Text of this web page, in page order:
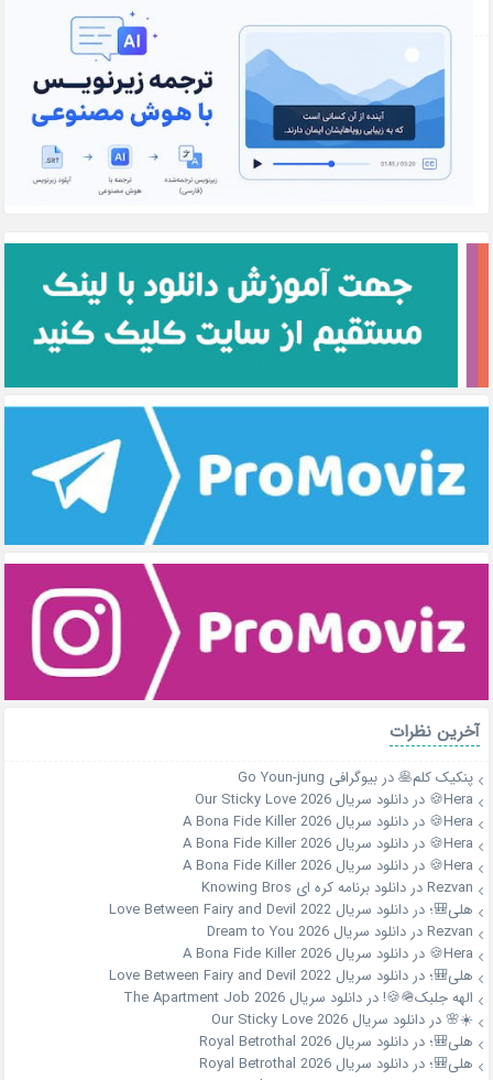
آخرین نظرات
پنکیک کلم🥞دربیوگرافی Go Youn-jung
Hera🍪
دردانلود سریال Our Sticky Love 2026
Hera🍪
دردانلود سریال A Bona Fide Killer 2026
Hera🍪
دردانلود سریال A Bona Fide Killer 2026
Hera🍪
دردانلود سریال A Bona Fide Killer 2026
Rezvanدردانلود برنامه کره ای Knowing Bros
هلی🎒؛ دردانلود سریال Love Between Fairy and Devil 2022
Rezvanدردانلود سریال Dream to You 2026
Hera🍪
دردانلود سریال A Bona Fide Killer 2026
هلی🎒؛ دردانلود سریال Love Between Fairy and Devil 2022
الهه جلبک🪖🍪!
دردانلود سریال The Apartment Job 2026
☀️🌸دردانلود سریال Our Sticky Love 2026
هلی🎒؛ دردانلود سریال Royal Betrothal 2026
هلی🎒؛ دردانلود سریال Royal Betrothal 2026